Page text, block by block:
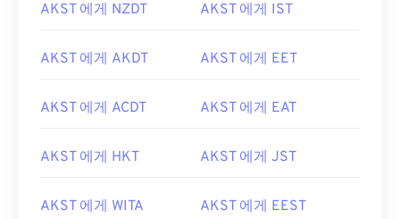
AKST 에게 NZDT AKST 에게 IST
AKST 에게 AKDT AKST 에게 EET
AKST 에게 ACDT AKST 에게 EAT
AKST 에게 HKT AKST 에게 JST
AKST 에게 WITA AKST 에게 EEST